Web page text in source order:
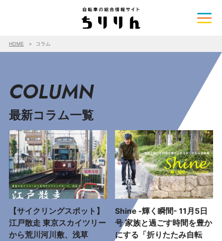
HOME コラム
COLUMN
最新コラム一覧
【サイクリングスポット】
江戸散走 東京スカイツリー
から荒川河川敷、浅草
Shine -輝く瞬間- 11月5日
号 家族と過ごす時間を豊か
にする「折りたたみ自転